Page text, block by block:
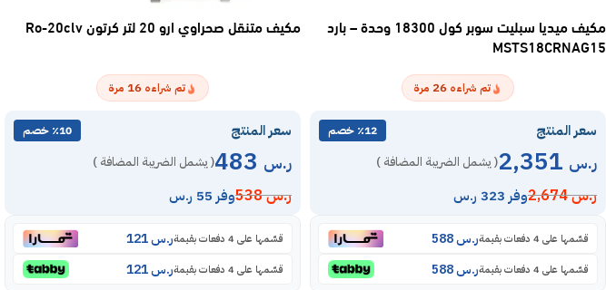
مكيف ميديا سبليت سوبر كول 18300 وحدة – بارد
MSTS18CRNAG15
تم شراءه 26 مرة
سعر المنتج ٪12 خصم
ر.س ( يشمل الضريبة المضافة )
ر.س2,674 وفر 323 ر.س
قسّمها على 4 دفعات بقيمة ر.س
قسّمها على 4 دفعات بقيمة ر.س
مكيف متنقل صحراوي ارو 20 لتر كرتون Ro-20clv
تم شراءه 16 مرة
سعر المنتج ٪10 خصم
ر.س ( يشمل الضريبة المضافة )
ر.س538 وفر 55 ر.س
قسّمها على 4 دفعات بقيمة ر.س
قسّمها على 4 دفعات بقيمة ر.س